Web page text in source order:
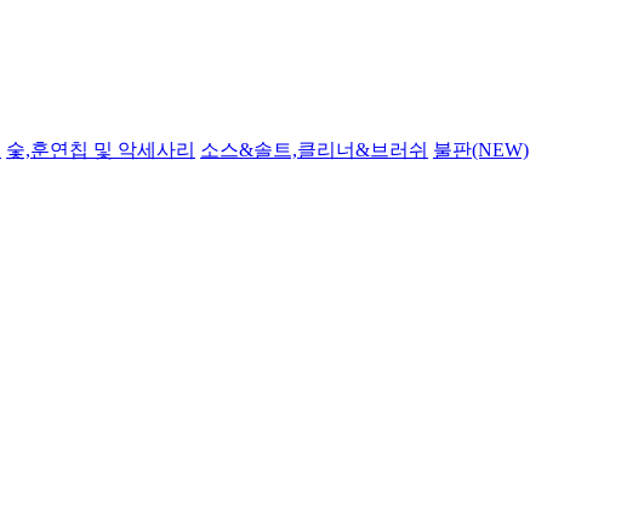
숯,훈연칩 및 악세사리 소스&솔트,클리너&브러쉬 불판(NEW)